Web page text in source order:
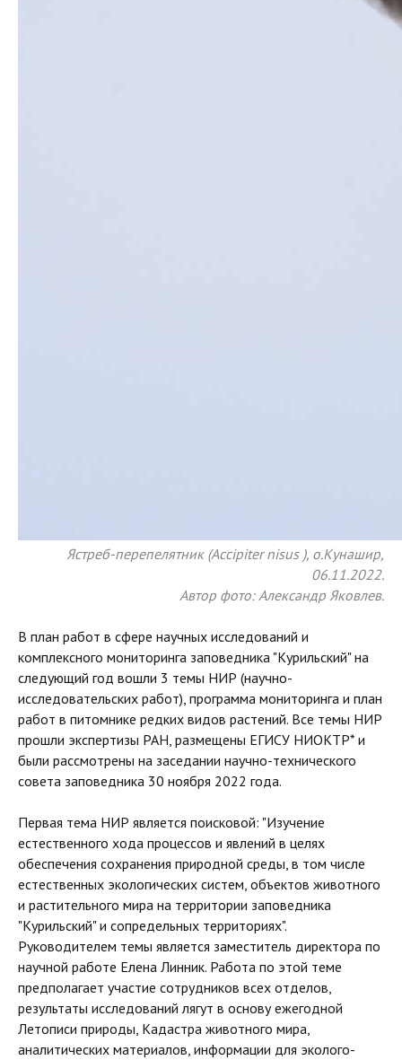
Ястреб-перепелятник (Accipiter nisus ), о.Кунашир,
06.11.2022.
Автор фото: Александр Яковлев.
В план работ в сфере научных исследований и
комплексного мониторинга заповедника "Курильский" на
следующий год вошли 3 темы НИР (научно-
исследовательских работ), программа мониторинга и план
работ в питомнике редких видов растений. Все темы НИР
прошли экспертизы РАН, размещены ЕГИСУ НИОКТР* и
были рассмотрены на заседании научно-технического
совета заповедника 30 ноября 2022 года.
Первая тема НИР является поисковой: "Изучение
естественного хода процессов и явлений в целях
обеспечения сохранения природной среды, в том числе
естественных экологических систем, объектов животного
и растительного мира на территории заповедника
"Курильский" и сопредельных территориях".
Руководителем темы является заместитель директора по
научной работе Елена Линник. Работа по этой теме
предполагает участие сотрудников всех отделов,
результаты исследований лягут в основу ежегодной
Летописи природы, Кадастра животного мира,
аналитических материалов, информации для эколого-